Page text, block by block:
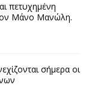
πετυχημένη
Μάνο Μανώλη.
σήμερα οι